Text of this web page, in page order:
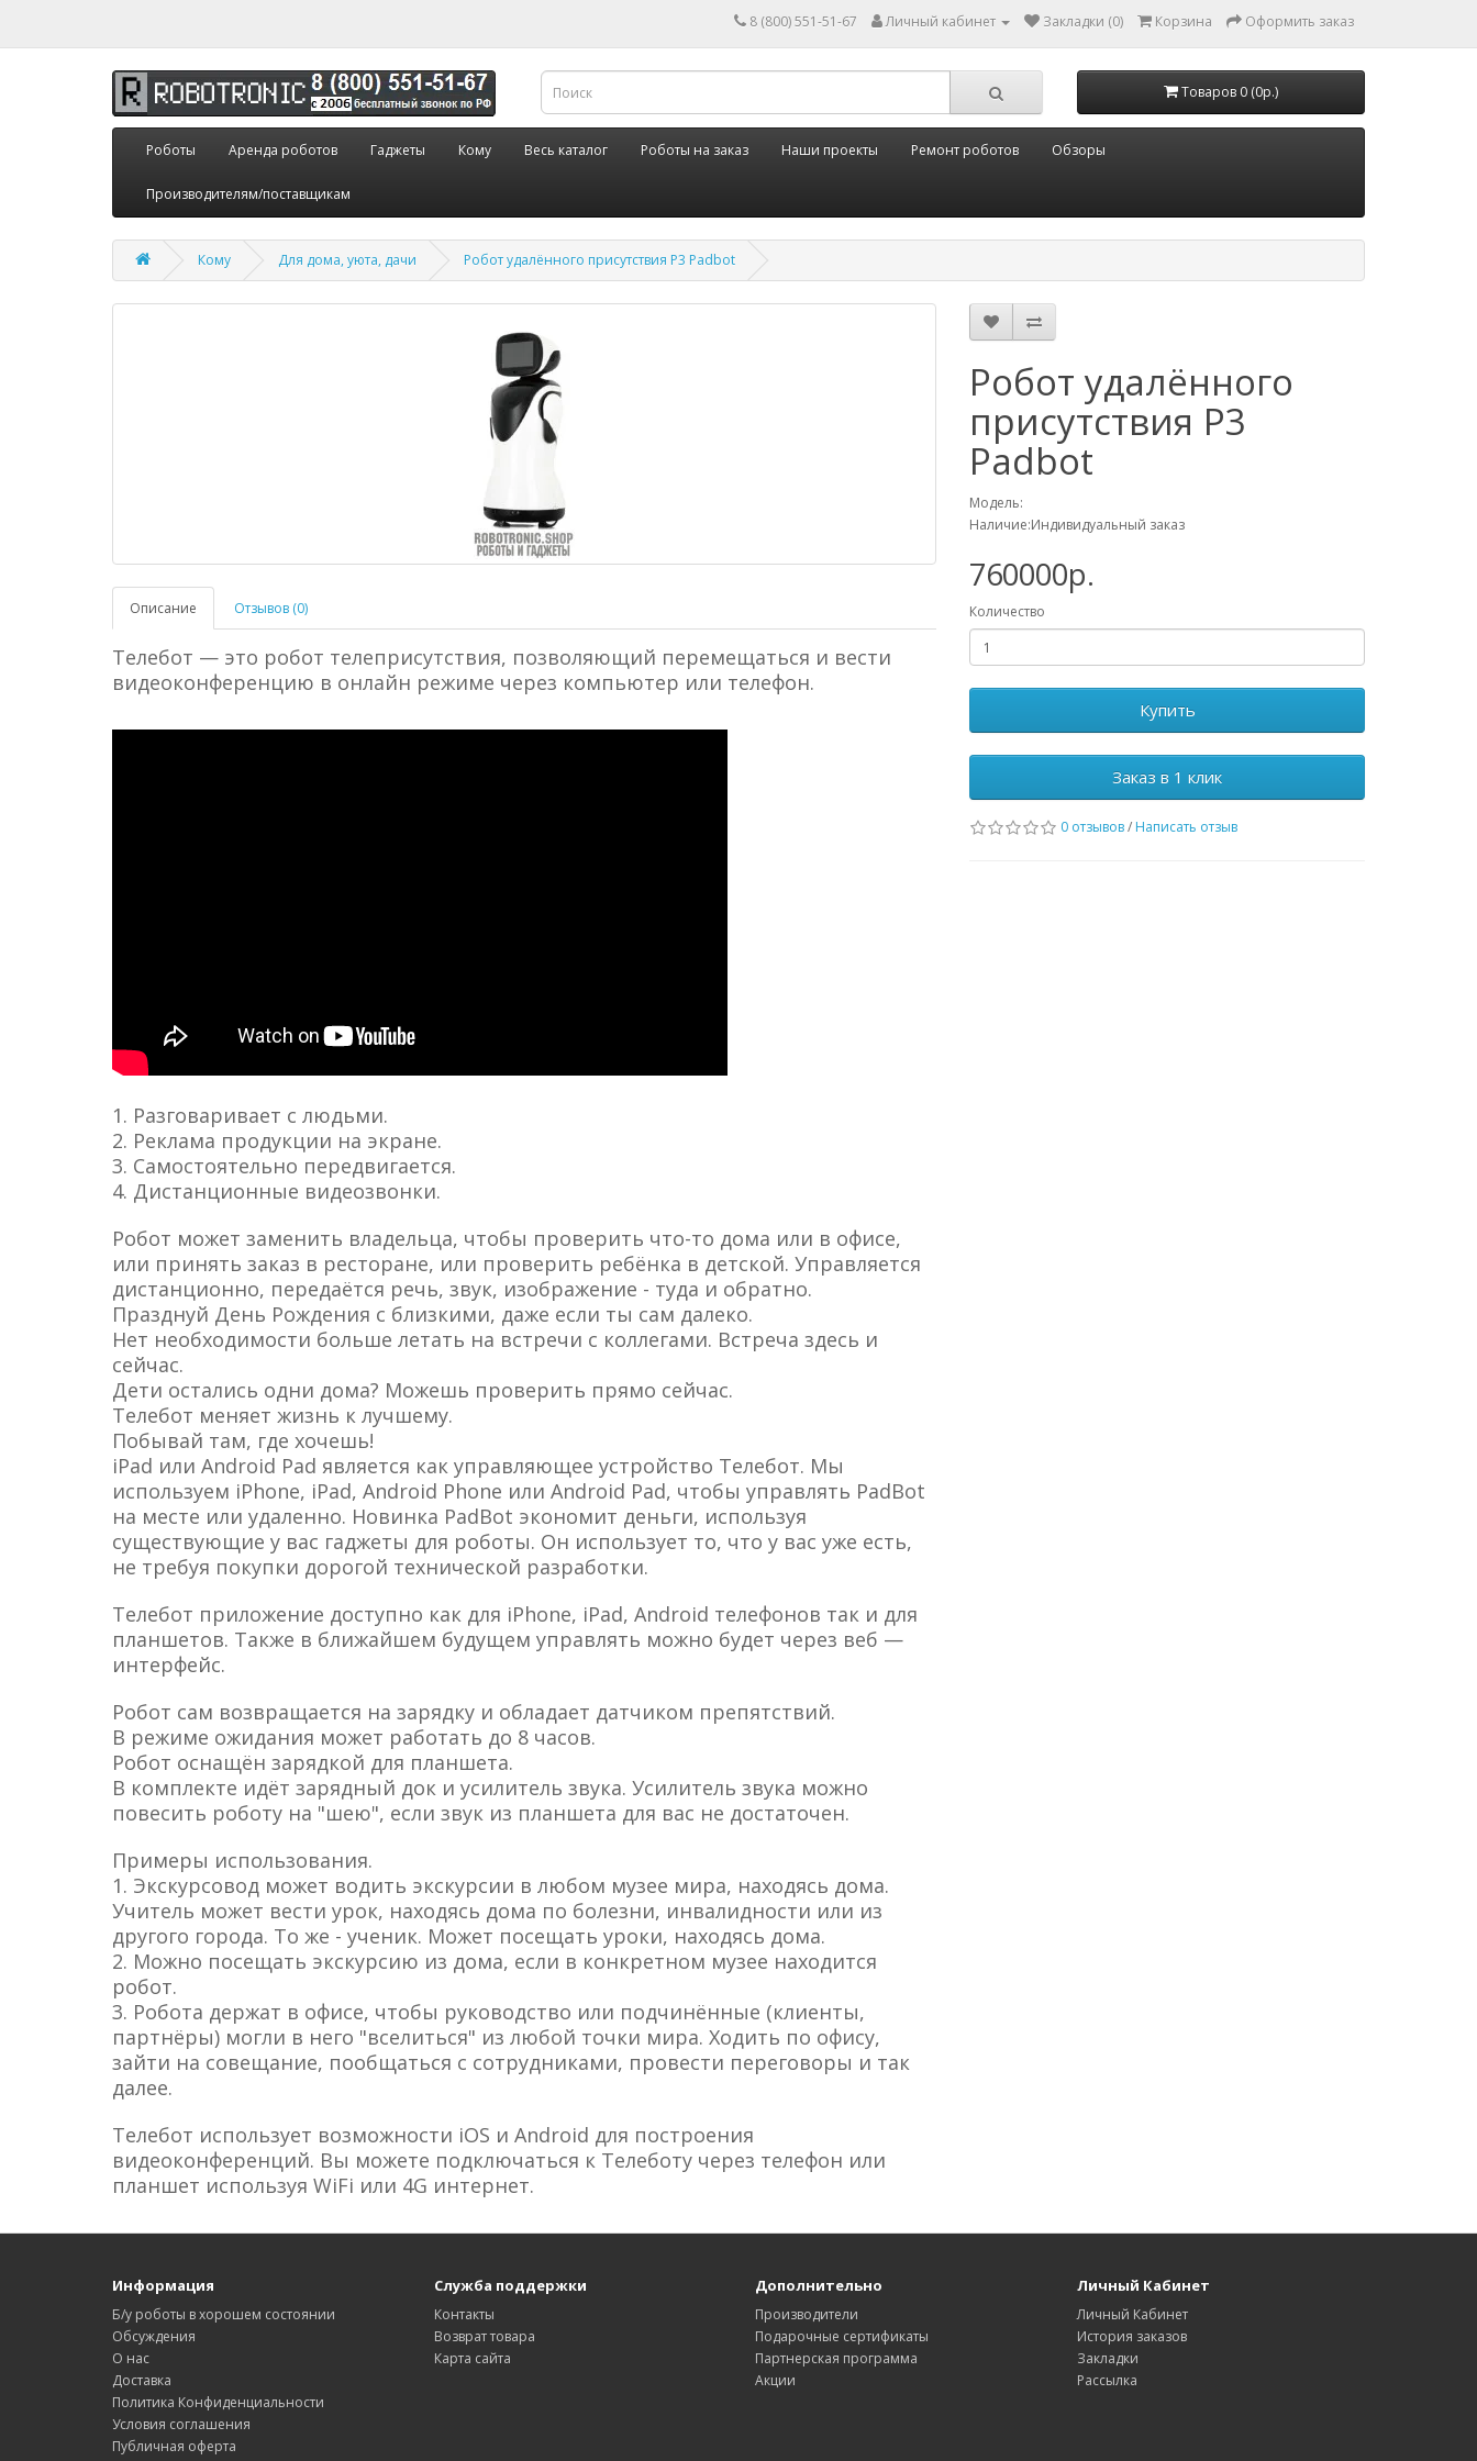
8 (800) 551-51-67 Личный кабинет Закладки (0) Корзина Оформить заказ
Товаров 0 (0р.)
Роботы Аренда роботов Гаджеты Кому Весь каталог Роботы на заказ Наши проекты Ремонт роботов Обзоры
Производителям/поставщикам
Кому Для дома, уюта, дачи Робот удалённого присутствия P3 Padbot
Описание Отзывов (0)
Телебот — это робот телеприсутствия, позволяющий перемещаться и вести
видеоконференцию в онлайн режиме через компьютер или телефон.
1. Разговаривает с людьми.
2. Реклама продукции на экране.
3. Самостоятельно передвигается.
4. Дистанционные видеозвонки.
Робот может заменить владельца, чтобы проверить что-то дома или в офисе,
или принять заказ в ресторане, или проверить ребёнка в детской. Управляется
дистанционно, передаётся речь, звук, изображение - туда и обратно.
Празднуй День Рождения с близкими, даже если ты сам далеко.
Нет необходимости больше летать на встречи с коллегами. Встреча здесь и
сейчас.
Дети остались одни дома? Можешь проверить прямо сейчас.
Телебот меняет жизнь к лучшему.
Побывай там, где хочешь!
iPad или Android Pad является как управляющее устройство Телебот. Мы
используем iPhone, iPad, Android Phone или Android Pad, чтобы управлять PadBot
на месте или удаленно. Новинка PadBot экономит деньги, используя
существующие у вас гаджеты для роботы. Он использует то, что у вас уже есть,
не требуя покупки дорогой технической разработки.
Телебот приложение доступно как для iPhone, iPad, Android телефонов так и для
планшетов. Также в ближайшем будущем управлять можно будет через веб —
интерфейс.
Робот сам возвращается на зарядку и обладает датчиком препятствий.
В режиме ожидания может работать до 8 часов.
Робот оснащён зарядкой для планшета.
В комплекте идёт зарядный док и усилитель звука. Усилитель звука можно
повесить роботу на "шею", если звук из планшета для вас не достаточен.
Примеры использования.
1. Экскурсовод может водить экскурсии в любом музее мира, находясь дома.
Учитель может вести урок, находясь дома по болезни, инвалидности или из
другого города. То же - ученик. Может посещать уроки, находясь дома.
2. Можно посещать экскурсию из дома, если в конкретном музее находится
робот.
3. Робота держат в офисе, чтобы руководство или подчинённые (клиенты,
партнёры) могли в него "вселиться" из любой точки мира. Ходить по офису,
зайти на совещание, пообщаться с сотрудниками, провести переговоры и так
далее.
Телебот использует возможности iOS и Android для построения
видеоконференций. Вы можете подключаться к Телеботу через телефон или
планшет используя WiFi или 4G интернет.
Робот удалённого
присутствия P3
Padbot
Модель:
Наличие:Индивидуальный заказ
760000р.
Количество
Купить
Заказ в 1 клик
0 отзывов/ Написать отзыв
Информация
Б/у роботы в хорошем состоянии
Обсуждения
О нас
Доставка
Политика Конфиденциальности
Условия соглашения
Публичная оферта
Служба поддержки
Контакты
Возврат товара
Карта сайта
Дополнительно
Производители
Подарочные сертификаты
Партнерская программа
Акции
Личный Кабинет
Личный Кабинет
История заказов
Закладки
Рассылка